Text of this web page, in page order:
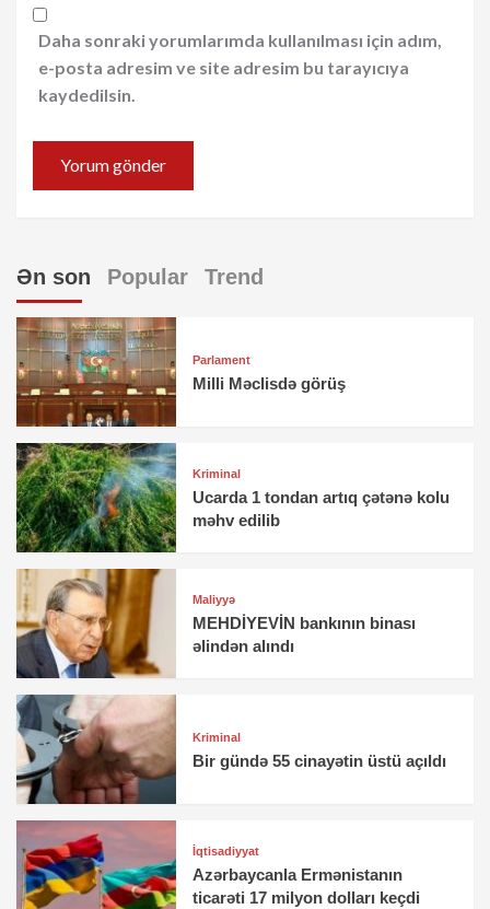
Daha sonraki yorumlarımda kullanılması için adım,
e-posta adresim ve site adresim bu tarayıcıya
kaydedilsin.
Ən son Popular Trend
Parlament
Milli Məclisdə görüş
Kriminal
Ucarda 1 tondan artıq çətənə kolu
məhv edilib
Maliyyə
MEHDİYEVİN bankının binası
əlindən alındı
Kriminal
Bir gündə 55 cinayətin üstü açıldı
İqtisadiyyat
Azərbaycanla Ermənistanın
ticarəti 17 milyon dolları keçdi